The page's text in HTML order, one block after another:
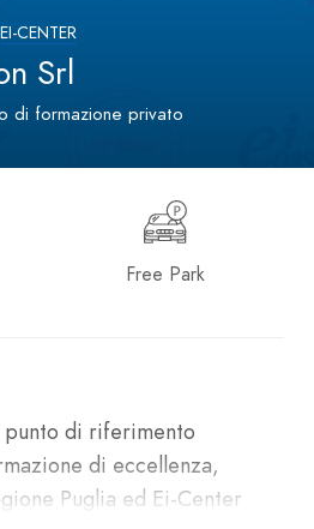
EI-CENTER
Srl
di formazione privato
Free Park
punto di riferimento
di eccellenza,
Puglia ed Ei-Center